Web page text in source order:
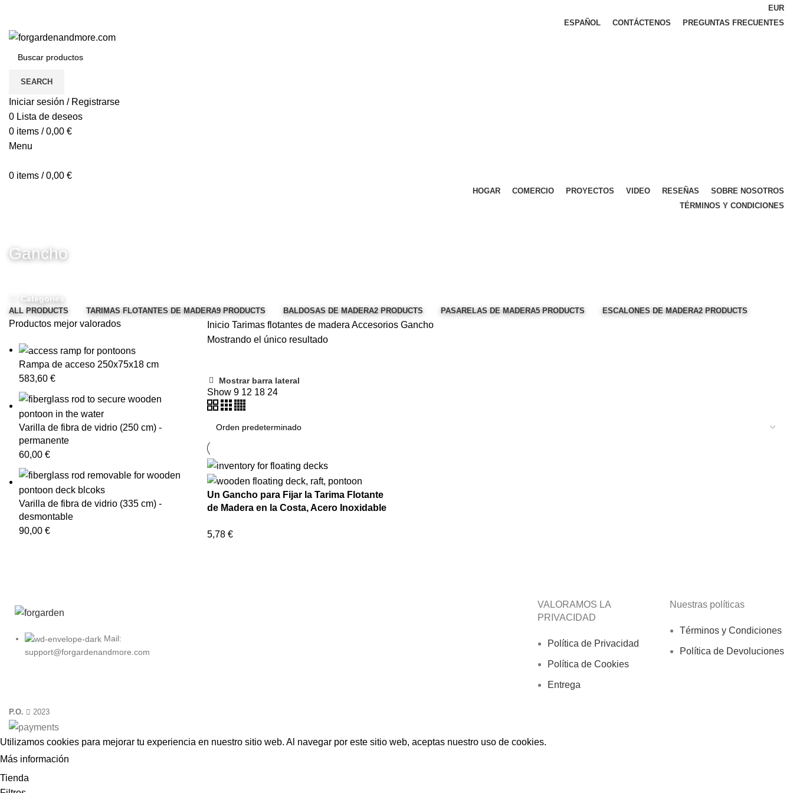
EUR
ESPAÑOL
CONTÁCTENOS PREGUNTAS FRECUENTES
SEARCH
Iniciar sesión / Registrarse
0 Lista de deseos
0 items / 0,00 €
Menu
0 items / 0,00 €
HOGAR COMERCIO PROYECTOS VIDEO RESEÑAS
SOBRE NOSOTROS
TÉRMINOS Y CONDICIONES
Gancho
Categories
ALL PRODUCTS TARIMAS FLOTANTES DE MADERA9 PRODUCTS BALDOSAS DE MADERA2 PRODUCTS PASARELAS DE MADERA5 PRODUCTS ESCALONES DE MADERA2 PRODUCTS
Productos mejor valorados
Rampa de acceso 250x75x18 cm
583,60 €
Varilla de fibra de vidrio (250 cm) -
permanente
60,00 €
Varilla de fibra de vidrio (335 cm) -
desmontable
90,00 €
Inicio Tarimas flotantes de madera Accesorios Gancho
Mostrando el único resultado
Mostrar barra lateral
Show 9 12 18 24
Un Gancho para Fijar la Tarima Flotante
de Madera en la Costa, Acero Inoxidable
5,78 €
Mail:
support@forgardenandmore.com
VALORAMOS LA
PRIVACIDAD
Política de Privacidad
Política de Cookies
Entrega
Nuestras políticas
Términos y Condiciones
Política de Devoluciones
P.O. 2023
Utilizamos cookies para mejorar tu experiencia en nuestro sitio web. Al navegar por este sitio web, aceptas nuestro uso de cookies.
Más información
Tienda